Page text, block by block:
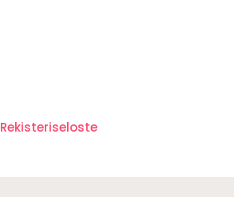
Rekisteriseloste